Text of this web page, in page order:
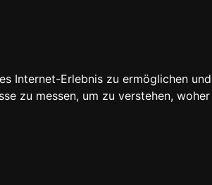
Internet-Erlebnis zu ermöglichen
zu messen, um zu verstehen,